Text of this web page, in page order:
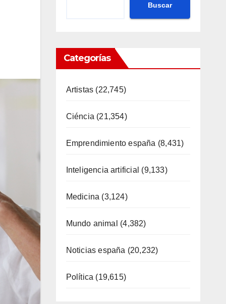
Buscar
Categorías
Artistas (22,745)
Ciéncia (21,354)
Emprendimiento españa (8,431)
Inteligencia artificial (9,133)
Medicina (3,124)
Mundo animal (4,382)
Noticias españa (20,232)
Política (19,615)